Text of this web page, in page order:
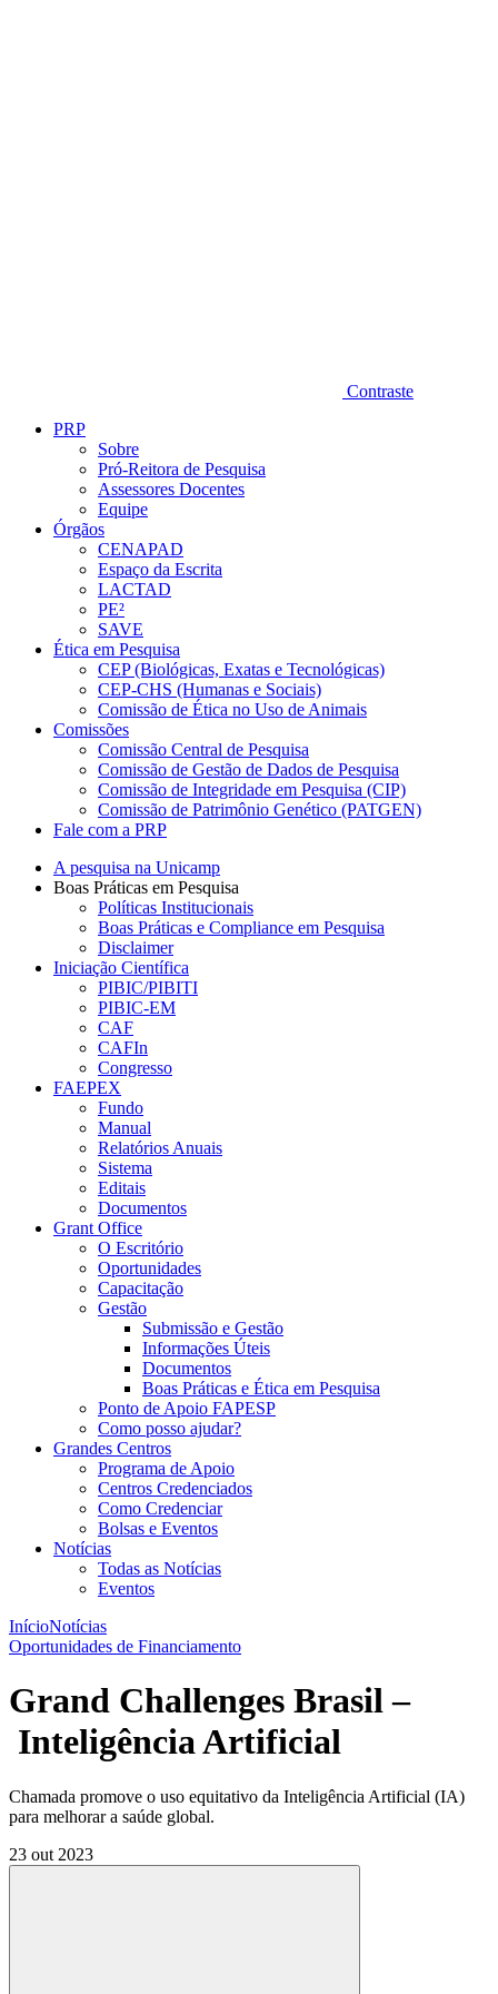
Contraste
PRP
Sobre
Pró-Reitora de Pesquisa
Assessores Docentes
Equipe
Órgãos
CENAPAD
Espaço da Escrita
LACTAD
PE²
SAVE
Ética em Pesquisa
CEP (Biológicas, Exatas e Tecnológicas)
CEP-CHS (Humanas e Sociais)
Comissão de Ética no Uso de Animais
Comissões
Comissão Central de Pesquisa
Comissão de Gestão de Dados de Pesquisa
Comissão de Integridade em Pesquisa (CIP)
Comissão de Patrimônio Genético (PATGEN)
Fale com a PRP
A pesquisa na Unicamp
Boas Práticas em Pesquisa
Políticas Institucionais
Boas Práticas e Compliance em Pesquisa
Disclaimer
Iniciação Científica
PIBIC/PIBITI
PIBIC-EM
CAF
CAFIn
Congresso
FAEPEX
Fundo
Manual
Relatórios Anuais
Sistema
Editais
Documentos
Grant Office
O Escritório
Oportunidades
Capacitação
Gestão
Submissão e Gestão
Informações Úteis
Documentos
Boas Práticas e Ética em Pesquisa
Ponto de Apoio FAPESP
Como posso ajudar?
Grandes Centros
Programa de Apoio
Centros Credenciados
Como Credenciar
Bolsas e Eventos
Notícias
Todas as Notícias
Eventos
InícioNotícias
Oportunidades de Financiamento
Grand Challenges Brasil –
Inteligência Artificial
Chamada promove o uso equitativo da Inteligência Artificial (IA)
para melhorar a saúde global.
23 out 2023